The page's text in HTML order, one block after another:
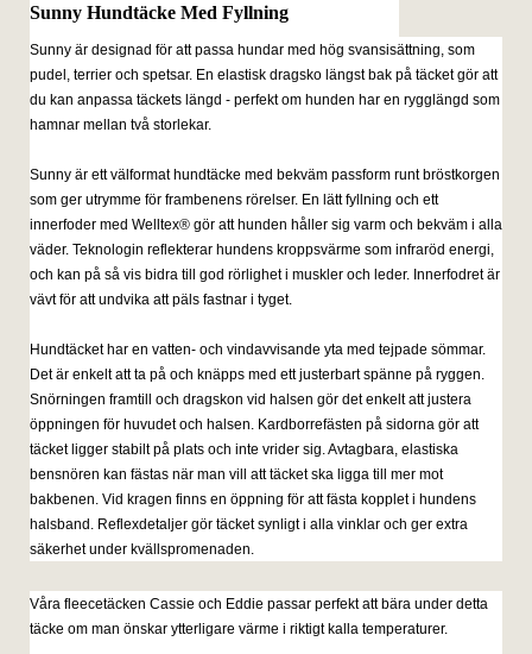
Sunny Hundtäcke Med Fyllning
Sunny är designad för att passa hundar med hög svansisättning, som
pudel, terrier och spetsar. En elastisk dragsko längst bak på täcket gör att
du kan anpassa täckets längd - perfekt om hunden har en rygglängd som
hamnar mellan två storlekar.
Sunny är ett välformat hundtäcke med bekväm passform runt bröstkorgen
som ger utrymme för frambenens rörelser. En lätt fyllning och ett
innerfoder med Welltex® gör att hunden håller sig varm och bekväm i alla
väder. Teknologin reflekterar hundens kroppsvärme som infraröd energi,
och kan på så vis bidra till god rörlighet i muskler och leder. Innerfodret är
vävt för att undvika att päls fastnar i tyget.
Hundtäcket har en vatten- och vindavvisande yta med tejpade sömmar.
Det är enkelt att ta på och knäpps med ett justerbart spänne på ryggen.
Snörningen framtill och dragskon vid halsen gör det enkelt att justera
öppningen för huvudet och halsen. Kardborrefästen på sidorna gör att
täcket ligger stabilt på plats och inte vrider sig. Avtagbara, elastiska
bensnören kan fästas när man vill att täcket ska ligga till mer mot
bakbenen. Vid kragen finns en öppning för att fästa kopplet i hundens
halsband. Reflexdetaljer gör täcket synligt i alla vinklar och ger extra
säkerhet under kvällspromenaden.
Våra fleecetäcken Cassie och Eddie passar perfekt att bära under detta
täcke om man önskar ytterligare värme i riktigt kalla temperaturer.